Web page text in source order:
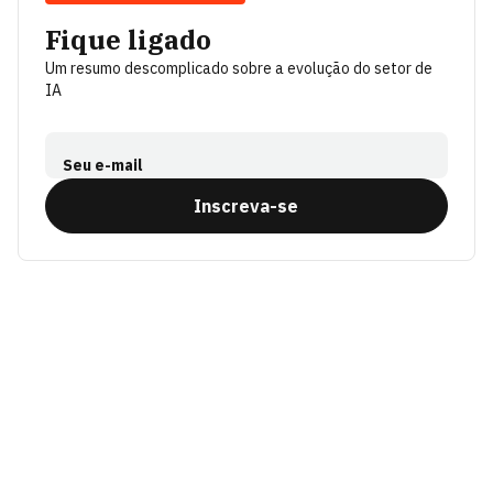
Fique ligado
Um resumo descomplicado sobre a evolução do setor de
IA
Seu e-mail
Inscreva-se